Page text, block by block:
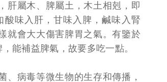
肝屬木、脾屬土，木土相剋，即
味入肝，甘味入脾，鹹味入腎
就會大大傷害脾胃之氣。有鑒於
能補益脾氣，故要多吃一點。
病毒等微生物的生存和傳播，